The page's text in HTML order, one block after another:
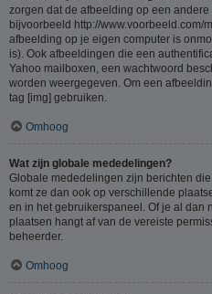
zorgen dat de afbeelding op een
bijvoorbeeld http://www.voorbeeld.com/
afbeelding op je eigen computer is
is). Ook afbeeldingen die een
Yahoo mailboxen, een wachtwoord
worden weergegeven. Om een
tag [img] gebruiken.
Omhoog
Wat zijn globale mededelingen?
Globale mededelingen zijn berichten
komt ze dan ook op verschillende
en in het gebruikerspaneel. Of je al dan
plaatsen hangt af van de vereiste
beheerder.
Omhoog